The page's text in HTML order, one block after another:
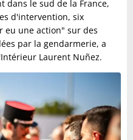
dans le sud de la France,
d'intervention, six
eu une action" sur des
par la gendarmerie, a
Laurent Nuñez.